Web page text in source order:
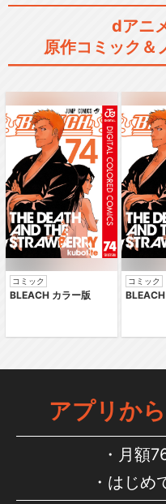
dアニ
原作コミック＆
コミック
BLEACH カラー版
コミック
アプリか
月額
はじめ